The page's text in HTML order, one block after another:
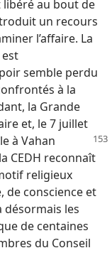
libéré au bout de
un recours
l’affaire. La
semble perdu
à la
la Grande
et, le 7 juillet
à Vahan
CEDH reconnaît
religieux
de conscience et
les
de centaines
du Conseil